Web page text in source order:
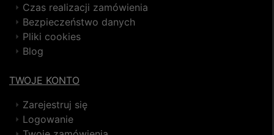
Czas realizacji zamówienia
Bezpieczeństwo danych
Pliki cookies
Blog
TWOJE KONTO
Zarejestruj się
Logowanie